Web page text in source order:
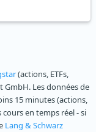
(actions, ETFs,
Les données de
15 minutes (actions,
cours en temps réel - si
Lang & Schwarz